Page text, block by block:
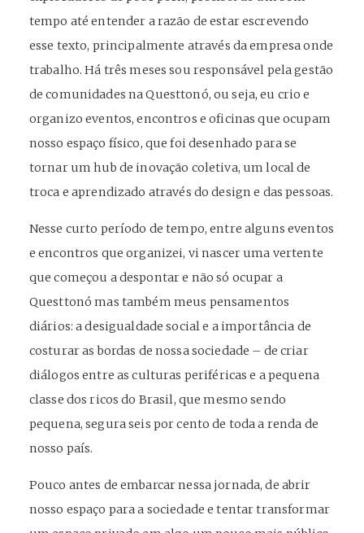
tempo até entender a razão de estar escrevendo
esse texto, principalmente através da empresa onde
trabalho. Há três meses sou responsável pela gestão
de comunidades na Questtonó, ou seja, eu crio e
organizo eventos, encontros e oficinas que ocupam
nosso espaço físico, que foi desenhado para se
tornar um hub de inovação coletiva, um local de
troca e aprendizado através do design e das pessoas.
Nesse curto período de tempo, entre alguns eventos
e encontros que organizei, vi nascer uma vertente
que começou a despontar e não só ocupar a
Questtonó mas também meus pensamentos
diários: a desigualdade social e a importância de
costurar as bordas de nossa sociedade – de criar
diálogos entre as culturas periféricas e a pequena
classe dos ricos do Brasil, que mesmo sendo
pequena, segura seis por cento de toda a renda de
nosso país.
Pouco antes de embarcar nessa jornada, de abrir
nosso espaço para a sociedade e tentar transformar